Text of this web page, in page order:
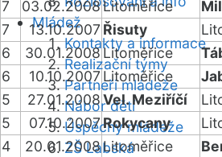
Mládež
Kontakty a informace
Realizační týmy
Partneři mládeže
Nábor dětí
Úspěchy mládeže
ZŠ Labská
7
03.02.2008Litoměřice
7
13.10.2007 Řisuty
6
30.01.2008Litoměřice
6
10.10.2007 Litoměřice
5
27.01.2008Vel. Meziříčí
5
07.10.2007Rokycany
4
20.01.2008Litoměřice